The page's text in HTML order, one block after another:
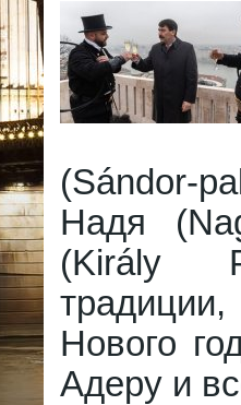
(Sándor-
Надя
(Király
Нового
Адеру и